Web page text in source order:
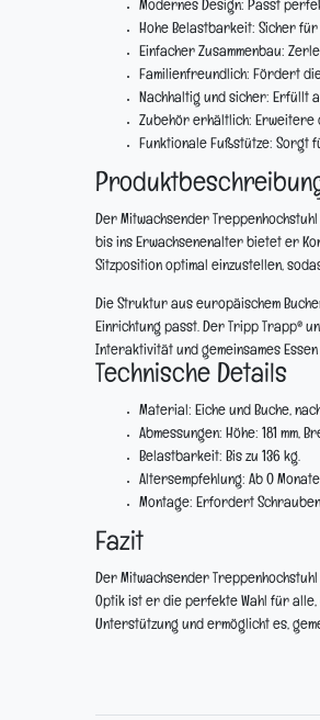
Modernes Design: Passt
Hohe Belastbarkeit: Sicher für
Einfacher Zusammenbau:
Familienfreundlich: Fördert die
Nachhaltig und sicher: Erfüllt
Zubehör erhältlich: Erweitere
Funktionale Fußstütze: Sorgt
Der Mitwachsender
bis ins Erwachsenenalter bietet er
Sitzposition optimal einzustellen,
Die Struktur aus europäischem
Einrichtung passt. Der Tripp Trapp®
Interaktivität und gemeinsames
Technische Details
Material: Eiche und Buche,
Abmessungen: Höhe: 181 mm,
Belastbarkeit: Bis zu 136 kg.
Altersempfehlung: Ab 0
Montage: Erfordert
Fazit
Der Mitwachsender
Optik ist er die perfekte Wahl für alle,
Unterstützung und ermöglicht es,